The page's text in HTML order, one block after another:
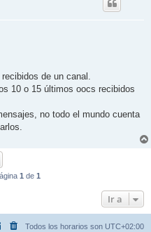
de un canal.
10 o 15 últimos oocs recibidos
no todo el mundo cuenta
1 de 1
Ir a
Todos los horarios son UTC+02:00